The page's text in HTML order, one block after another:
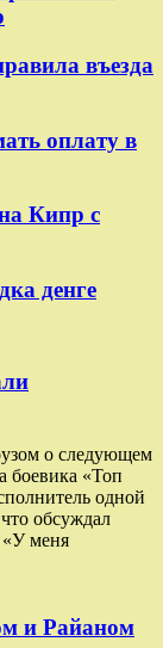
въезда
оплату в
Кипр с
денге
о следующем
боевика «Топ
одной
обсуждал
«У меня
и Райаном